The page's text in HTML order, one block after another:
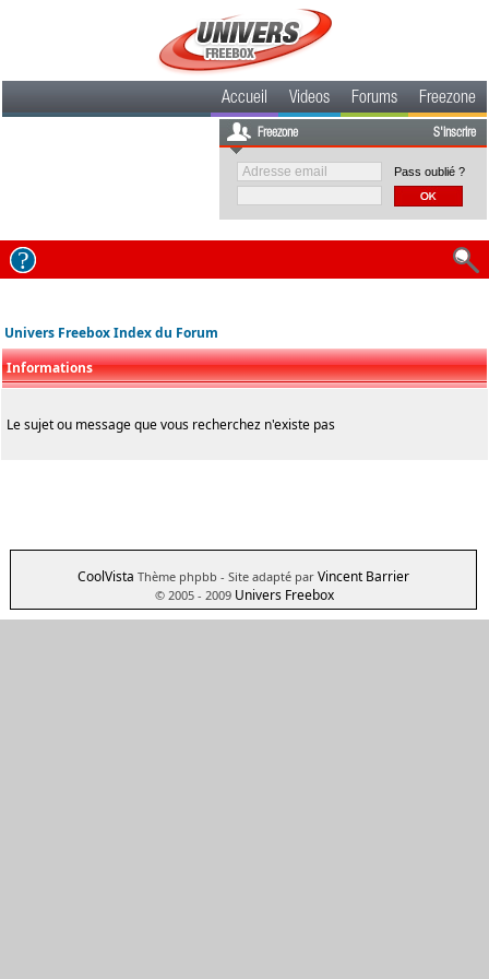
Accueil Videos Forums Freezone
Freezone S'inscrire
Pass oublié ?
Univers Freebox Index du Forum
Informations
Le sujet ou message que vous recherchez n'existe pas
CoolVista Thème phpbb - Site adapté par Vincent Barrier
© 2005 - 2009 Univers Freebox